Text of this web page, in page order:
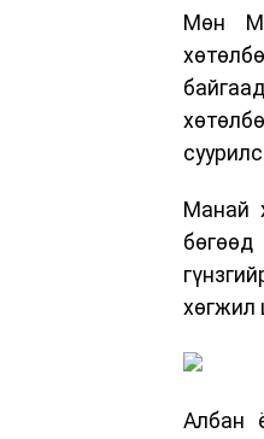
Мөн
Манай
хөгжил
Албан